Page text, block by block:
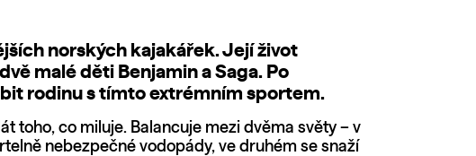
norských kajakářek. Její život
malé děti Benjamin a Saga. Po
rodinu s tímto extrémním sportem.
toho, co miluje. Balancuje mezi dvěma světy – v
nebezpečné vodopády, ve druhém se snaží